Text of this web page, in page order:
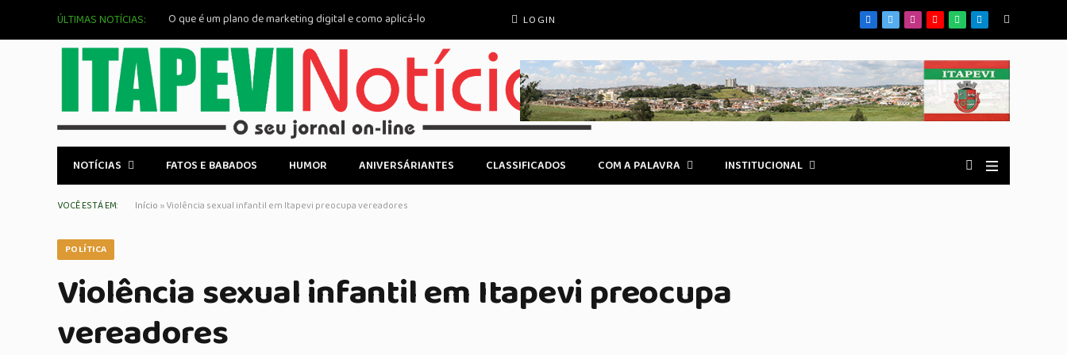
ÚLTIMAS NOTÍCIAS: O que é um plano de marketing digital e como aplicá-lo LOGIN Facebook
X
(Twitter)
Instagram
YouTubeWhatsApp
Telegrama
NOTÍCIAS FATOS E BABADOS HUMOR ANIVERSÁRIANTES CLASSIFICADOS COM A PALAVRA INSTITUCIONAL
VOCÊ ESTÁ EM: Início »Violência sexual infantil em Itapevi preocupa vereadores
POLÍTICA
Violência sexual infantil em Itapevi preocupa
vereadores